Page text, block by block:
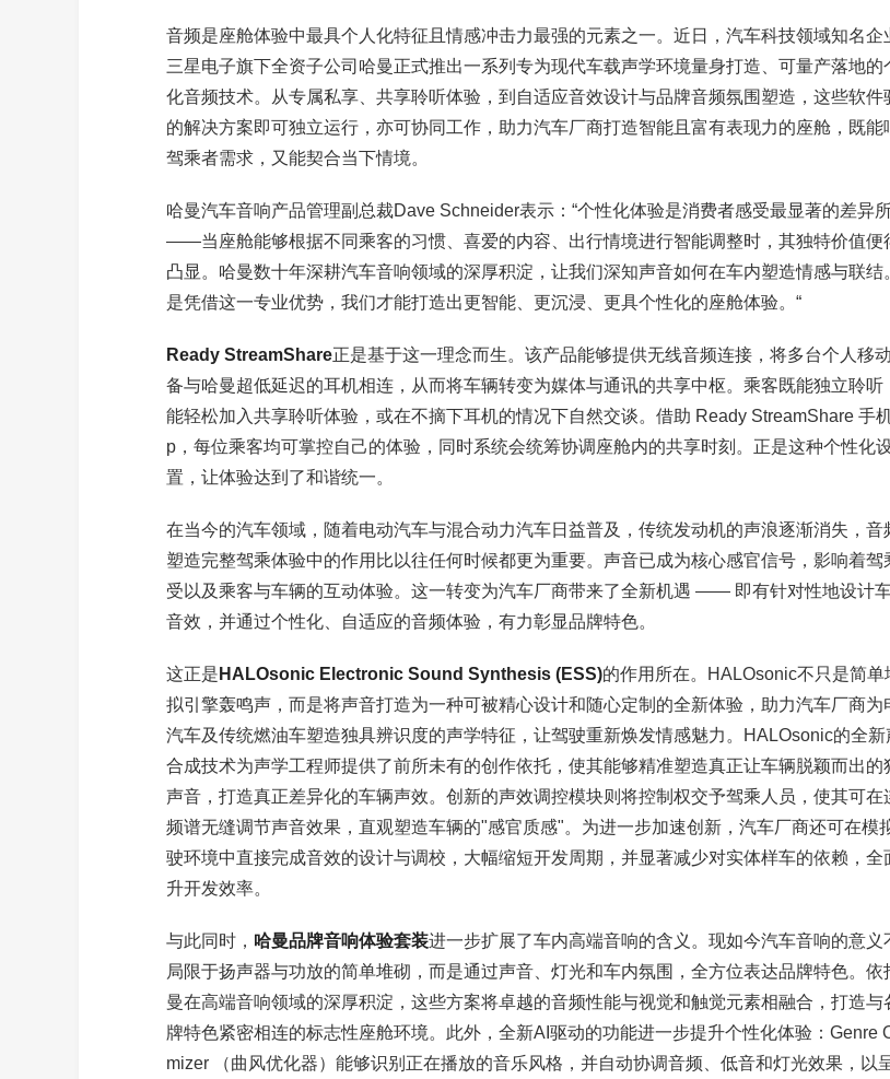
音频是座舱体验中最具个人化特征且情感冲击力最强的元素之一。近日，汽车科技领域知名企
三星电子旗下全资子公司哈曼正式推出一系列专为现代车载声学环境量身打造、可量产落地的
化音频技术。从专属私享、共享聆听体验，到自适应音效设计与品牌音频氛围塑造，这些软件
的解决方案即可独立运行，亦可协同工作，助力汽车厂商打造智能且富有表现力的座舱，既能
驾乘者需求，又能契合当下情境。
哈曼汽车音响产品管理副总裁Dave Schneider表示：“个性化体验是消费者感受最显著的差异
——当座舱能够根据不同乘客的习惯、喜爱的内容、出行情境进行智能调整时，其独特价值便
凸显。哈曼数十年深耕汽车音响领域的深厚积淀，让我们深知声音如何在车内塑造情感与联结
是凭借这一专业优势，我们才能打造出更智能、更沉浸、更具个性化的座舱体验。“
Ready StreamShare正是基于这一理念而生。该产品能够提供无线音频连接，将多台个人移
备与哈曼超低延迟的耳机相连，从而将车辆转变为媒体与通讯的共享中枢。乘客既能独立聆听
能轻松加入共享聆听体验，或在不摘下耳机的情况下自然交谈。借助 Ready StreamShare 手
p，每位乘客均可掌控自己的体验，同时系统会统筹协调座舱内的共享时刻。正是这种个性化
置，让体验达到了和谐统一。
在当今的汽车领域，随着电动汽车与混合动力汽车日益普及，传统发动机的声浪逐渐消失，音
塑造完整驾乘体验中的作用比以往任何时候都更为重要。声音已成为核心感官信号，影响着驾
受以及乘客与车辆的互动体验。这一转变为汽车厂商带来了全新机遇 —— 即有针对性地设计
音效，并通过个性化、自适应的音频体验，有力彰显品牌特色。
这正是 HALOsonic Electronic Sound Synthesis (ESS)的作用所在。HALOsonic不只是简单
拟引擎轰鸣声，而是将声音打造为一种可被精心设计和随心定制的全新体验，助力汽车厂商为
汽车及传统燃油车塑造独具辨识度的声学特征，让驾驶重新焕发情感魅力。HALOsonic的全新
合成技术为声学工程师提供了前所未有的创作依托，使其能够精准塑造真正让车辆脱颖而出的
声音，打造真正差异化的车辆声效。创新的声效调控模块则将控制权交予驾乘人员，使其可在
频谱无缝调节声音效果，直观塑造车辆的"感官质感"。为进一步加速创新，汽车厂商还可在模
驶环境中直接完成音效的设计与调校，大幅缩短开发周期，并显著减少对实体样车的依赖，全
升开发效率。
与此同时， 哈曼品牌音响体验套装进一步扩展了车内高端音响的含义。现如今汽车音响的意义
局限于扬声器与功放的简单堆砌，而是通过声音、灯光和车内氛围，全方位表达品牌特色。依
曼在高端音响领域的深厚积淀，这些方案将卓越的音频性能与视觉和触觉元素相融合，打造与
牌特色紧密相连的标志性座舱环境。此外，全新AI驱动的功能进一步提升个性化体验：Genre
mizer （曲风优化器）能够识别正在播放的音乐风格，并自动协调音频、低音和灯光效果，以